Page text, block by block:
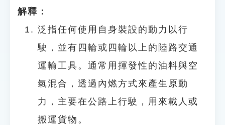
解釋：
泛指任何使用自身裝設的動力以行
駛，並有四輪或四輪以上的陸路交通
運輸工具。通常用揮發性的油料與空
氣混合，透過內燃方式來產生原動
力，主要在公路上行駛，用來載人或
搬運貨物。